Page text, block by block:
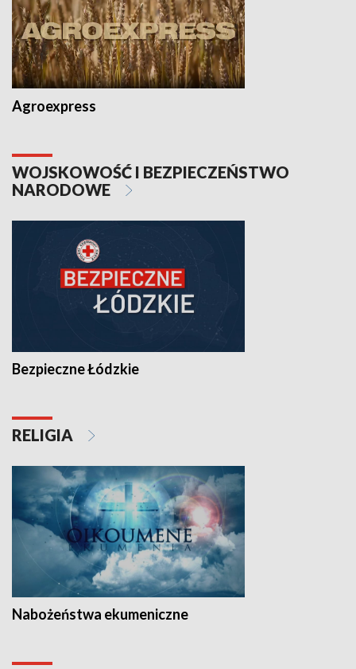
Agroexpress
WOJSKOWOŚĆ I BEZPIECZEŃSTWO
NARODOWE
Bezpieczne Łódzkie
RELIGIA
Nabożeństwa ekumeniczne